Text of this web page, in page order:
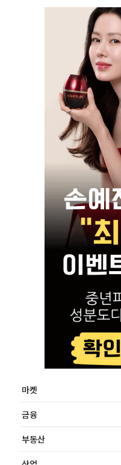
마켓
금융
부동산